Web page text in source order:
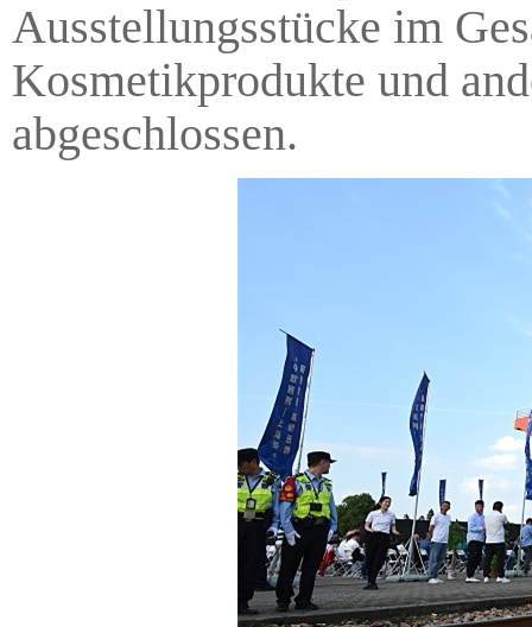
Ausstellungsstücke im
Kosmetikprodukte und
abgeschlossen.